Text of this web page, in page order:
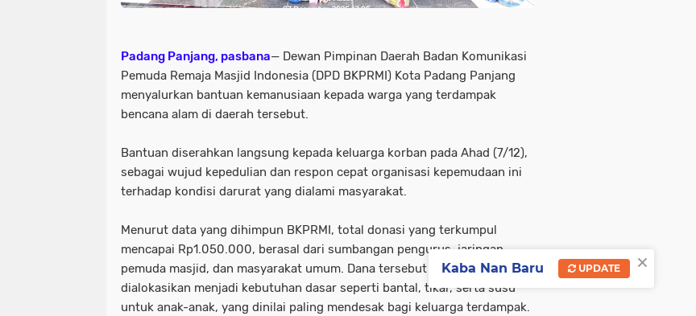
Padang Panjang, pasbana— Dewan Pimpinan Daerah Badan Komunikasi
Pemuda Remaja Masjid Indonesia (DPD BKPRMI) Kota Padang Panjang
menyalurkan bantuan kemanusiaan kepada warga yang terdampak
bencana alam di daerah tersebut.
Bantuan diserahkan langsung kepada keluarga korban pada Ahad (7/12),
sebagai wujud kepedulian dan respon cepat organisasi kepemudaan ini
terhadap kondisi darurat yang dialami masyarakat.
Menurut data yang dihimpun BKPRMI, total donasi yang terkumpul
mencapai Rp1.050.000, berasal dari sumbangan pengurus, jaringan
pemuda masjid, dan masyarakat umum. Dana tersebut kemudian
dialokasikan menjadi kebutuhan dasar seperti bantal, tikar, serta susu
untuk anak-anak, yang dinilai paling mendesak bagi keluarga terdampak.
×
Kaba Nan Baru UPDATE